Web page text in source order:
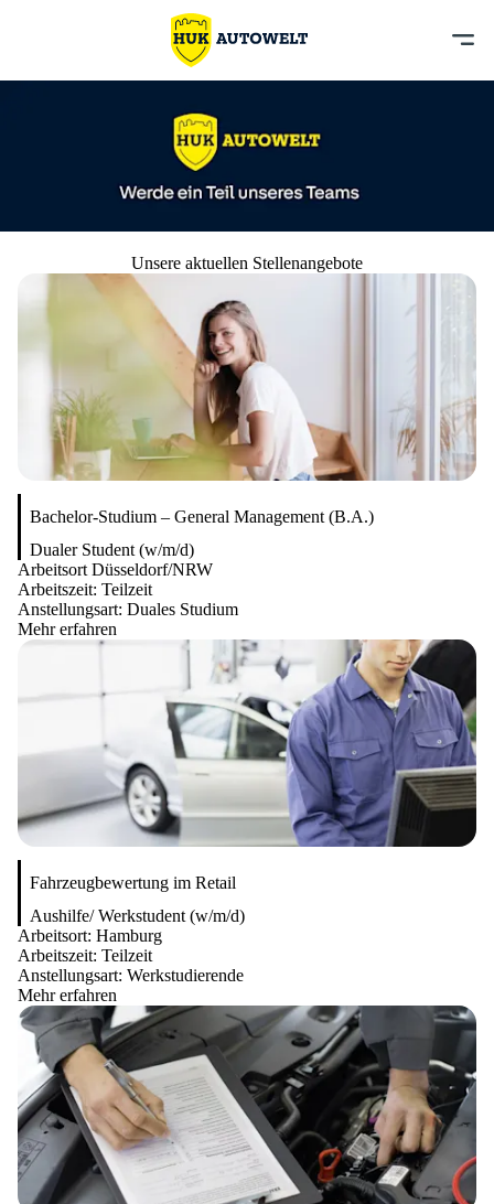
Unsere aktuellen Stellenangebote
Bachelor-Studium – General Management (B.A.)
Dualer Student (w/m/d)
Arbeitsort Düsseldorf/NRW
Arbeitszeit: Teilzeit
Anstellungsart: Duales Studium
Mehr erfahren
Fahrzeugbewertung im Retail
Aushilfe/ Werkstudent (w/m/d)
Arbeitsort: Hamburg
Arbeitszeit: Teilzeit
Anstellungsart: Werkstudierende
Mehr erfahren